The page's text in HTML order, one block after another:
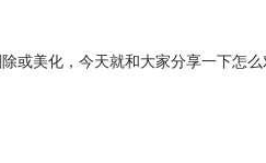
或美化，今天就和大家分享一下怎